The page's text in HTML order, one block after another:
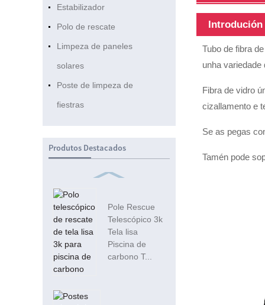
Estabilizador
Polo de rescate
Limpeza de paneles
solares
Poste de limpeza de
fiestras
Produtos Destacados
Pole Rescue
Telescópico 3k
Tela lisa
Piscina de
carbono T...
Introdución
Tubo de fibra
unha variedade
Fibra de vidro
cizallamento e
Se as pegas
Tamén pode